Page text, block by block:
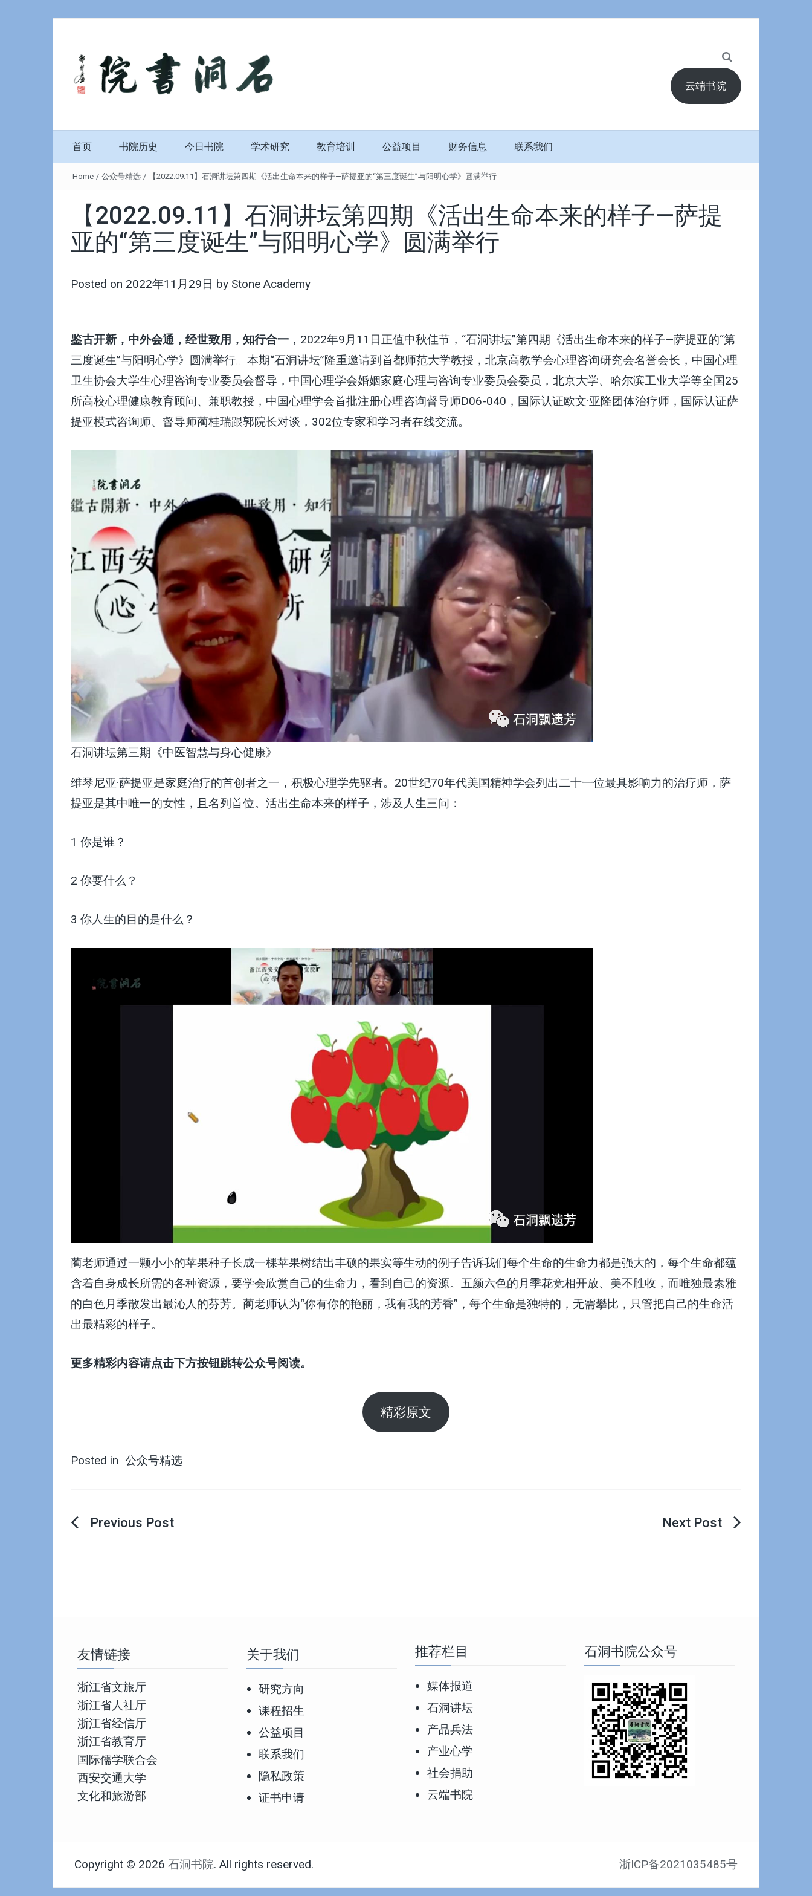
云端书院
首页 书院历史 今日书院 学术研究 教育培训 公益项目 财务信息 联系我们
Home / 公众号精选 / 【2022.09.11】石洞讲坛第四期《活出生命本来的样子—萨提亚的“第三度诞生”与阳明心学》圆满举行
【2022.09.11】石洞讲坛第四期《活出生命本来的样子—萨提
亚的“第三度诞生”与阳明心学》圆满举行
Posted on 2022年11月29日 by Stone Academy
鉴古开新，中外会通，经世致用，知行合一 ，2022年9月11日正值中秋佳节，“石洞讲坛”第四期《活出生命本来的样子—萨提亚的“第
三度诞生”与阳明心学》圆满举行。本期“石洞讲坛”隆重邀请到首都师范大学教授，北京高教学会心理咨询研究会名誉会长，中国心理
卫生协会大学生心理咨询专业委员会督导，中国心理学会婚姻家庭心理与咨询专业委员会委员，北京大学、哈尔滨工业大学等全国25
所高校心理健康教育顾问、兼职教授，中国心理学会首批注册心理咨询督导师D06-040，国际认证欧文·亚隆团体治疗师，国际认证萨
提亚模式咨询师、督导师蔺桂瑞跟郭院长对谈，302位专家和学习者在线交流。
石洞讲坛第三期《中医智慧与身心健康》
维琴尼亚·萨提亚是家庭治疗的首创者之一，积极心理学先驱者。20世纪70年代美国精神学会列出二十一位最具影响力的治疗师，萨
提亚是其中唯一的女性，且名列首位。活出生命本来的样子，涉及人生三问：
1 你是谁？
2 你要什么？
3 你人生的目的是什么？
蔺老师通过一颗小小的苹果种子长成一棵苹果树结出丰硕的果实等生动的例子告诉我们每个生命的生命力都是强大的，每个生命都蕴
含着自身成长所需的各种资源，要学会欣赏自己的生命力，看到自己的资源。五颜六色的月季花竞相开放、美不胜收，而唯独最素雅
的白色月季散发出最沁人的芬芳。蔺老师认为“你有你的艳丽，我有我的芳香”，每个生命是独特的，无需攀比，只管把自己的生命活
出最精彩的样子。
更多精彩内容请点击下方按钮跳转公众号阅读。
精彩原文
Posted in 公众号精选
文
友情链接
浙江省文旅厅
浙江省人社厅
浙江省经信厅
浙江省教育厅
国际儒学联合会
西安交通大学
文化和旅游部
关于我们
研究方向
课程招生
公益项目
联系我们
隐私政策
证书申请
推荐栏目
媒体报道
石洞讲坛
产品兵法
产业心学
社会捐助
云端书院
石洞书院公众号
Copyright © 2026 石洞书院. All rights reserved. 浙ICP备2021035485号